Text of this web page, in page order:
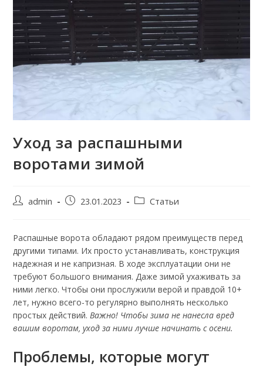
Уход за распашными
воротами зимой
Авторadmin
Запись23.01.2023
Рубрика
Статьи
Распашные ворота обладают рядом преимуществ перед
другими типами. Их просто устанавливать, конструкция
надежная и не капризная. В ходе эксплуатации они не
требуют большого внимания. Даже зимой ухаживать за
ними легко. Чтобы они прослужили верой и правдой 10+
лет, нужно всего-то регулярно выполнять несколько
простых действий.Важно! Чтобы зима не нанесла вред
вашим воротам, уход за ними лучше начинать с осени.
Проблемы, которые могут